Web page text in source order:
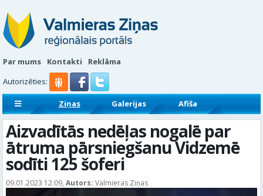
Par mums Kontakti
Reklāma
Autorizēties:
Ziņas Galerijas
Afiša
Sludinājumi
Reklāmraksti
Aizvadītās nedēļas nogalē par
ātruma pārsniegšanu Vidzemē
sodīti 125 šoferi
09.01.2023 12:09, Autors: Valmieras Ziņas